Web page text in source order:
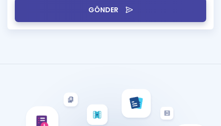
GÖNDER